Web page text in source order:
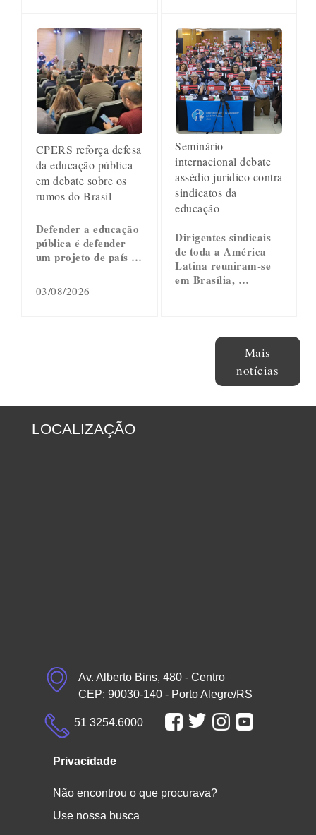
CPERS reforça defesa
da educação pública
em debate sobre os
rumos do Brasil
Defender a educação
pública é defender
um projeto de país …
03/08/2026
Seminário
internacional debate
assédio jurídico contra
sindicatos da
educação
Dirigentes sindicais
de toda a América
Latina reuniram-se
em Brasília, …
Mais
notícias
LOCALIZAÇÃO
Av. Alberto Bins, 480 - Centro
CEP: 90030-140 - Porto Alegre/RS
51 3254.6000
Privacidade
Não encontrou o que procurava?
Use nossa busca